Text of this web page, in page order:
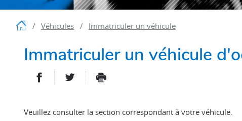
Accueil
Véhicules Immatriculer un véhicule
Immatriculer un véhicule
PARTAGER SUR FACEBOOK
PARTAGER SUR TWITTER
IMPRIMER
Veuillez consulter la section correspondant à votre véhicule.